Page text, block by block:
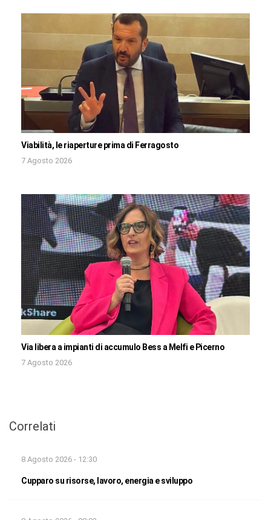
Viabilità, le riaperture prima di Ferragosto
7 Agosto 2026
Via libera a impianti di accumulo Bess a Melfi e Picerno
7 Agosto 2026
Correlati
8 Agosto 2026 - 12:30
Cupparo su risorse, lavoro, energia e sviluppo